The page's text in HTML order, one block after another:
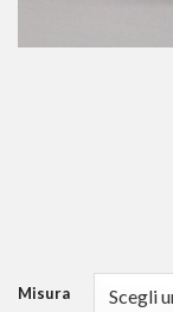
Misura